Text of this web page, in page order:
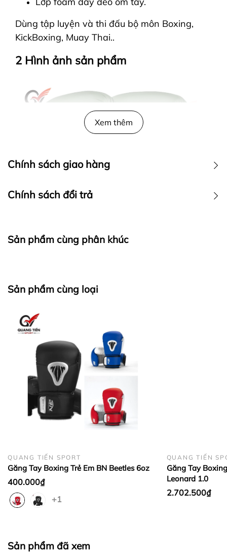
Dùng tập luyện và thi đấu bộ môn Boxing,
KickBoxing, Muay Thai..
2 Hình ảnh sản phẩm
cao cấp, bền bỉ
Xem thêm
Chính sách giao hàng
Chính sách đổi trả
Sản phẩm cùng phân khúc
Sản phẩm cùng loại
QUANG TIẾN SPORT
Găng Tay Boxing Trẻ Em BN Beetles 6oz
400.000₫
+1
QUANG TIẾN
Găng Tay
Leonard 1.0
2.702.500₫
Sản phẩm đã xem